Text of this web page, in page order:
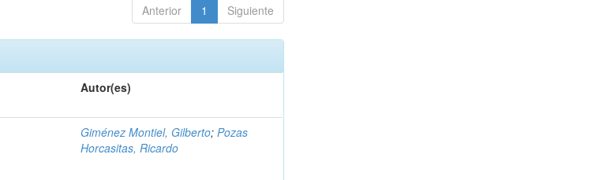
Anterior 1 Siguiente
Autor(es)
Giménez Montiel, Gilberto;Pozas
Horcasitas, Ricardo